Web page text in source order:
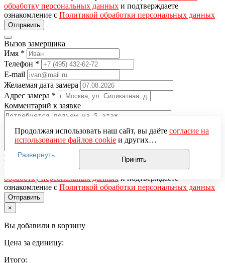
обработку персональных данных и подтверждаете
ознакомление с Политикой обработки персональных данных
Вызов замерщика
Имя *
Телефон *
E-mail
Желаемая дата замера
Адрес замера *
Комментарий к заявке
Понравившаяся модель
Нажимая кнопку «Отправить», вы даётесогласие на
обработку персональных данных и подтверждаете
ознакомление с Политикой обработки персональных данных
Продолжая использовать наш сайт, вы даёте согласие на
использование файлов cookieи других
пользовательских данных (включая IP-адрес, сведения о
местоположении, устройстве, действиях на сайте и т. п.)
для функционирования сайта, проведения
использования систем аналитики (например,
Яндекс.Метрика), в соответствии с нашей
Политикой
Если вы не хотите, чтобы ваши данные обрабатывались,
настройте ограничения в браузере или покиньте сайт.
Развернуть
Принять
×
Вы добавили в корзину
Цена за единицу:
Итого: